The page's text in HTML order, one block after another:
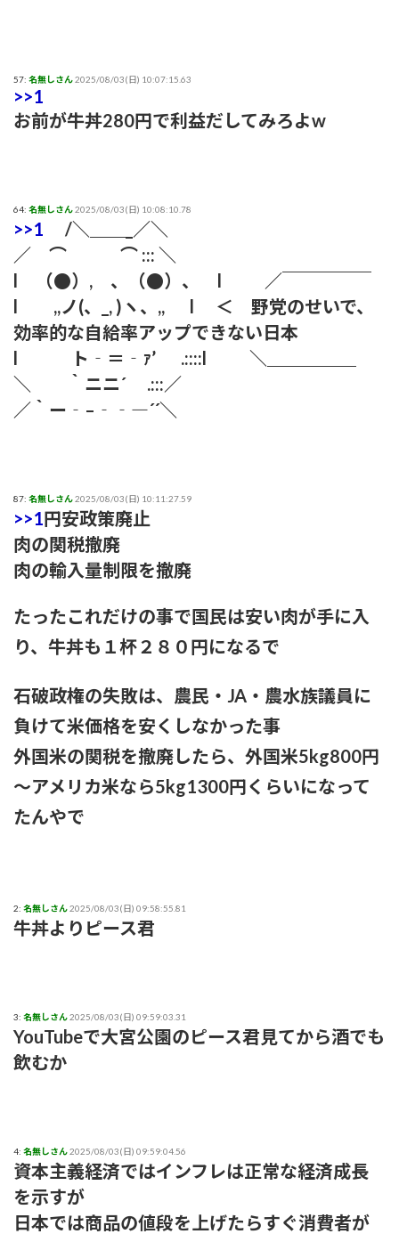
57: 名無しさん2025/08/03(日) 10:07:15.63
>>1
お前が牛丼280円で利益だしてみろよw
64: 名無しさん2025/08/03(日) 10:08:10.78
>>1 /＼＿＿_／＼
／ ⌒ ⌒ ::: ＼
l （●）, 、（●）、 l ／￣￣￣￣￣
l ,,ノ(、_, )ヽ、,, l ＜ 野党のせいで、
効率的な自給率アップできない日本
l ト‐＝‐ｧ’ .::::l ＼＿＿＿＿＿
＼ ｀ニニ´ .:::／
／｀ー‐–‐‐―´´＼
87: 名無しさん2025/08/03(日) 10:11:27.59
>>1円安政策廃止
肉の関税撤廃
肉の輸入量制限を撤廃
たったこれだけの事で国民は安い肉が手に入
り、牛丼も１杯２８０円になるで
石破政権の失敗は、農民・JA・農水族議員に
負けて米価格を安くしなかった事
外国米の関税を撤廃したら、外国米5kg800円
～アメリカ米なら5kg1300円くらいになって
たんやで
2: 名無しさん2025/08/03(日) 09:58:55.81
牛丼よりピース君
3: 名無しさん2025/08/03(日) 09:59:03.31
YouTubeで大宮公園のピース君見てから酒でも
飲むか
4: 名無しさん2025/08/03(日) 09:59:04.56
資本主義経済ではインフレは正常な経済成長
を示すが
日本では商品の値段を上げたらすぐ消費者が